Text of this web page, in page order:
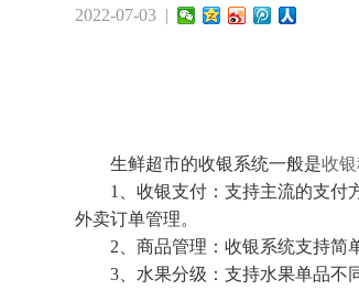
2022-07-03 |
生鲜超市的收银系统一般是收
1、收银支付：支持主流的支付方
外卖订单管理。
2、商品管理：收银系统支持简单
3、水果分级：支持水果单品不同